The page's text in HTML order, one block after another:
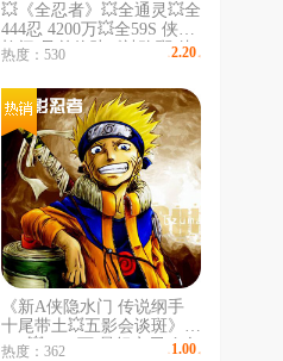
💥《全忍者》💥全通灵💥全
444忍 4200万💥全59S 侠隐
柱间 兄弟佐助《神驹斑 侠
隐佐助 漂泊带土 黑绝》
《648解斑 鸣人/死凯/带土/
鼬斑》空导
热度：530 2.20
《新A侠隐水门 传说纲手
十尾带土💥五影会谈斑》
56S💥3100万 暴怒六尾鸣人
热度：362 1.00